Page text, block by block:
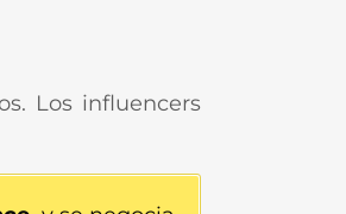
Los influencers